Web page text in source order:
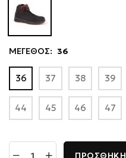
ΜΕΓΕΘΟΣ: 36
36 37 38 39
44 45 46 47
ΠΡΟΣΘΉΚΗ